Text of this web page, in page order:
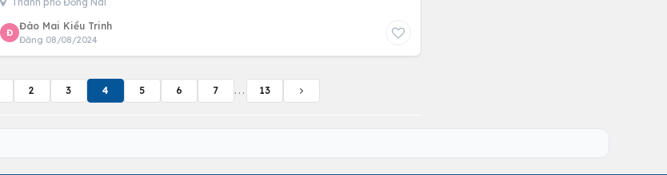
Đ
Đào Mai Kiều Trinh
Đăng 08/08/2024
2 3 4 5 6 7 ... 13